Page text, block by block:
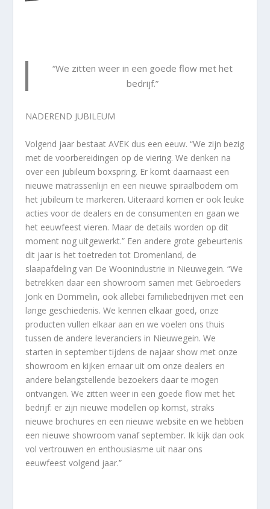
“We zitten weer in een goede flow met het
bedrijf.”
NADEREND JUBILEUM
Volgend jaar bestaat AVEK dus een eeuw. “We zijn bezig
met de voorbereidingen op de viering. We denken na
over een jubileum boxspring. Er komt daarnaast een
nieuwe matrassenlijn en een nieuwe spiraalbodem om
het jubileum te markeren. Uiteraard komen er ook leuke
acties voor de dealers en de consumenten en gaan we
het eeuwfeest vieren. Maar de details worden op dit
moment nog uitgewerkt.” Een andere grote gebeurtenis
dit jaar is het toetreden tot Dromenland, de
slaapafdeling van De Woonindustrie in Nieuwegein. “We
betrekken daar een showroom samen met Gebroeders
Jonk en Dommelin, ook allebei familiebedrijven met een
lange geschiedenis. We kennen elkaar goed, onze
producten vullen elkaar aan en we voelen ons thuis
tussen de andere leveranciers in Nieuwegein. We
starten in september tijdens de najaar show met onze
showroom en kijken ernaar uit om onze dealers en
andere belangstellende bezoekers daar te mogen
ontvangen. We zitten weer in een goede flow met het
bedrijf: er zijn nieuwe modellen op komst, straks
nieuwe brochures en een nieuwe website en we hebben
een nieuwe showroom vanaf september. Ik kijk dan ook
vol vertrouwen en enthousiasme uit naar ons
eeuwfeest volgend jaar.”